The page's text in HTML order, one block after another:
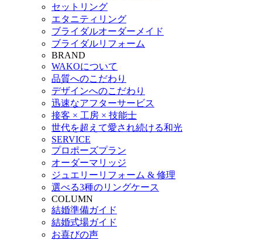
セットリング
エタニティリング
ブライダルオーダーメイド
ブライダルリフォーム
BRAND
WAKOについて
品質へのこだわり
デザインへのこだわり
迅速なアフターサービス
接客 × 工房 × 技能士
世代を超えて愛され続ける和光
SERVICE
プロポーズプラン
オーダーマリッジ
ジュエリーリフォーム & 修理
選べる3種のリングケース
COLUMN
結婚準備ガイド
結婚式場ガイド
お喜びの声